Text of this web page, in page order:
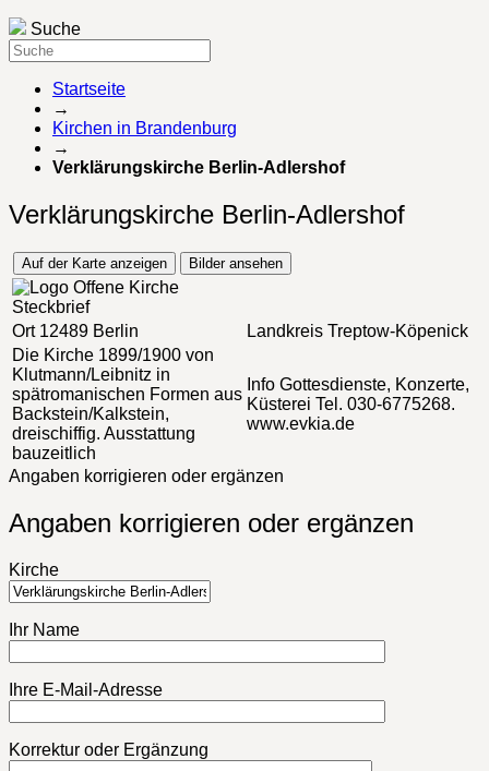
Suche
Startseite
→
Kirchen in Brandenburg
→
Verklärungskirche Berlin-Adlershof
Verklärungskirche Berlin-Adlershof
Auf der Karte anzeigen Bilder ansehen
Steckbrief
Ort12489 Berlin Landkreis Treptow-Köpenick
Die Kirche 1899/1900 von
Klutmann/Leibnitz in
spätromanischen Formen aus
Backstein/Kalkstein,
dreischiffig. Ausstattung
bauzeitlich
Info Gottesdienste, Konzerte,
Küsterei Tel. 030-6775268.
www.evkia.de
Angaben korrigieren oder ergänzen
Angaben korrigieren oder ergänzen
Kirche
Ihr Name
Ihre E-Mail-Adresse
Korrektur oder Ergänzung